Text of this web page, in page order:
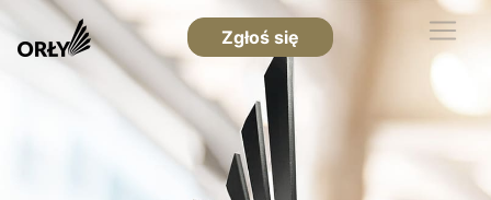
Zgłoś się